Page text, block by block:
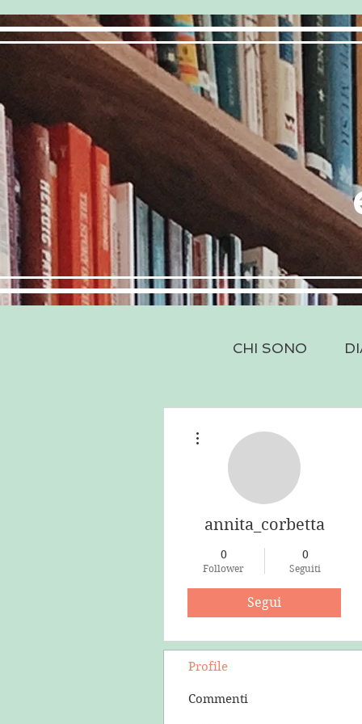
CHI SONO
annita_corbetta
0
Follower
0
Seguiti
Segui
Profile
Commenti